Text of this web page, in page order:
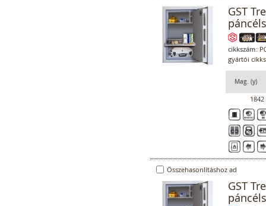
GST
cikkszám:
gyártói
Mag. (y)
1842
Összehasonlításhoz ad
GST